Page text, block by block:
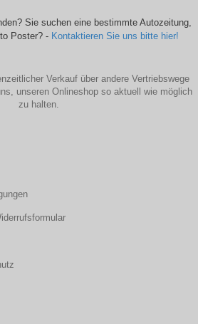
Sie suchen eine bestimmte Autozeitung,
Poster? - Kontaktieren Sie uns bitte hier!
Verkauf über andere Vertriebswege
unseren Onlineshop so aktuell wie möglich
zu halten.